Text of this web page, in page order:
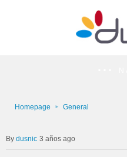
Homepage General
dusnic 3 años ago